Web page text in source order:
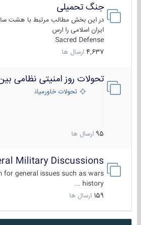
جنگ تحمیلی
در این بخش مطالب مرتبط با هشت
ایران اسلامی را ارس
Sacred Defense
4,637 ارسال ها
تحولات روز امنیتی نظامی بین
تحولات خاورمیانه
95 ارسال ها
Military Discussions
for general issues such as wars
history ...
159 ارسال ها